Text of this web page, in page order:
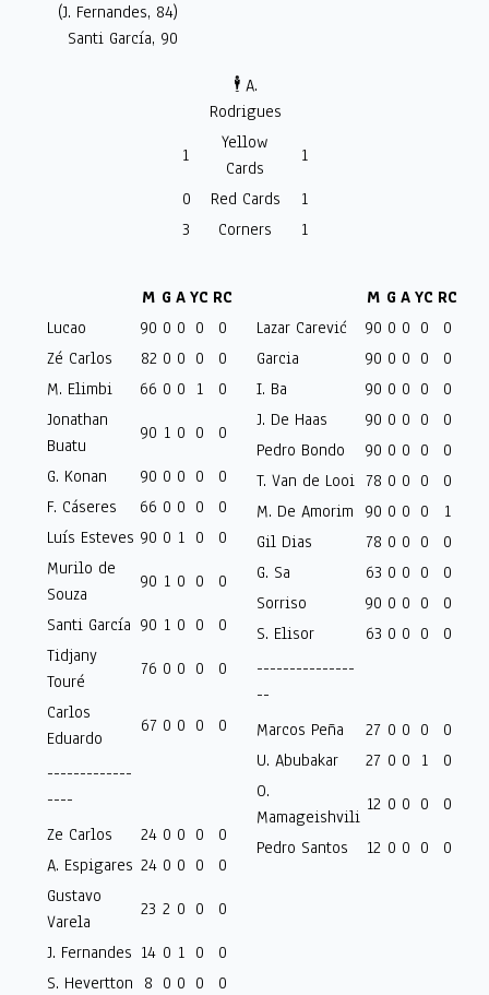
(J. Fernandes, 84)
Santi García, 90
🕴️ A.
Rodrigues
1
Yellow
Cards
1
0
Red Cards
1
3
Corners 1
M G A YC RC
Lucao
90 0 0 0
0
Zé Carlos
82 0 0 0
0
M. Elimbi
66 0 0 1
0
Jonathan
Buatu
90 1 0 0
0
G. Konan
90 0 0 0
0
F. Cáseres
66 0 0 0
0
Luís Esteves 90 0 1 0
0
Murilo de
Souza
90 1 0 0
0
Santi García 90 1 0 0
0
Tidjany
Touré
76 0 0 0
0
Carlos
Eduardo
67 0 0 0 0
-------------
----
Ze Carlos
24 0 0 0
0
A. Espigares 24 0 0 0
0
Gustavo
Varela
23 2 0 0
0
J. Fernandes 14 0 1 0
0
S. Hevertton 8 0 0 0 0
M G A YC RC
Lazar Carević
90 0 0 0
0
Garcia
90 0 0 0
0
I. Ba
90 0 0 0
0
J. De Haas
90 0 0 0
0
Pedro Bondo
90 0 0 0
0
T. Van de Looi 78 0 0 0
0
M. De Amorim 90 0 0 0
1
Gil Dias
78 0 0 0
0
G. Sa
63 0 0 0
0
Sorriso
90 0 0 0
0
S. Elisor
63 0 0 0
0
---------------
--
Marcos Peña
27 0 0 0
0
U. Abubakar
27 0 0 1
0
O.
Mamageishvili
12 0 0 0
0
Pedro Santos
12 0 0 0 0